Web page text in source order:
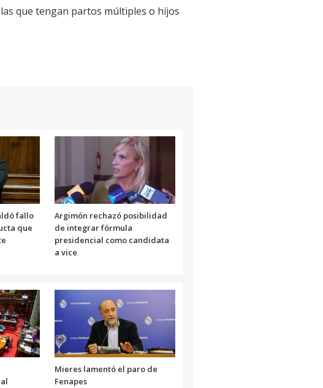
que tengan partos múltiples o hijos
fallo
que
Argimón rechazó posibilidad
de integrar fórmula
presidencial como candidata
a vice
Mieres lamentó el paro de
Fenapes